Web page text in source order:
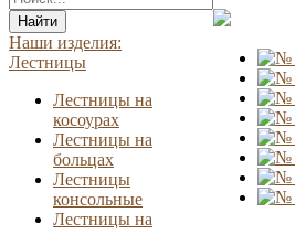
Найти
Наши изделия:
Лестницы
Лестницы на
косоурах
Лестницы на
больцах
Лестницы
консольные
Лестницы на